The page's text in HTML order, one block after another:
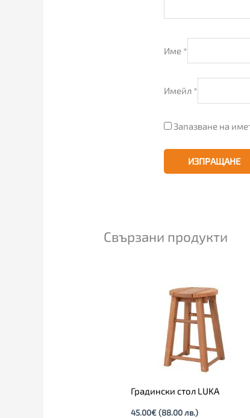
Име *
Имейл *
Запазване на
Свързани продукти
Градински стол LUKA
45.00€(88.00 лв.)